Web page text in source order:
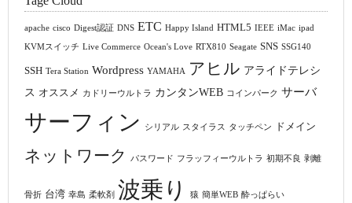
apache cisco Digest認証 DNS ETC Happy Island HTML5 IEEE iMac ipad
KVMスイッチ Live Commerce Ocean's Love RTX810 Seagate SNS SSG140
SSH Tera Station Wordpress YAMAHA アヒル アライドテレシ
ス オススメ カドリーウルトラ カンタンWEB コインパーク サーバ
サーフィン シリアル スタイラス タッチペン ドメイン
ネットワーク パスワード フラッフィーウルトラ 初期不良 剥離
骨折 台湾 幸島 柔軟剤 波乗り 猿 簡単WEB 酔っぱらい